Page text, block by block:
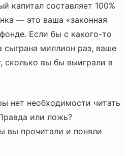
капитал составляет 100%
— это ваша «законная
Если бы с какого-то
сыграна миллион раз, ваше
сколько вы бы выиграли в
нет необходимости читать
или ложь?
вы прочитали и поняли